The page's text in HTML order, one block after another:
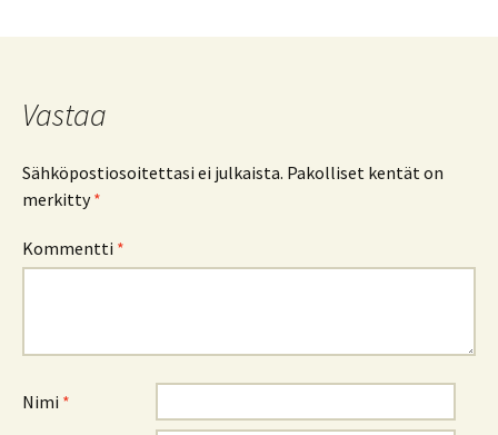
Vastaa
Sähköpostiosoitettasi ei julkaista. Pakolliset kentät on
merkitty*
Kommentti *
Nimi *